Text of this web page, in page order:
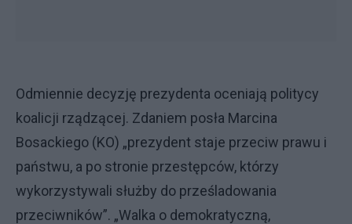
Odmiennie decyzję prezydenta oceniają politycy
koalicji rządzącej. Zdaniem posła Marcina
Bosackiego (KO) „prezydent staje przeciw prawu i
państwu, a po stronie przestępców, którzy
wykorzystywali służby do prześladowania
przeciwników”. „Walka o demokratyczną,